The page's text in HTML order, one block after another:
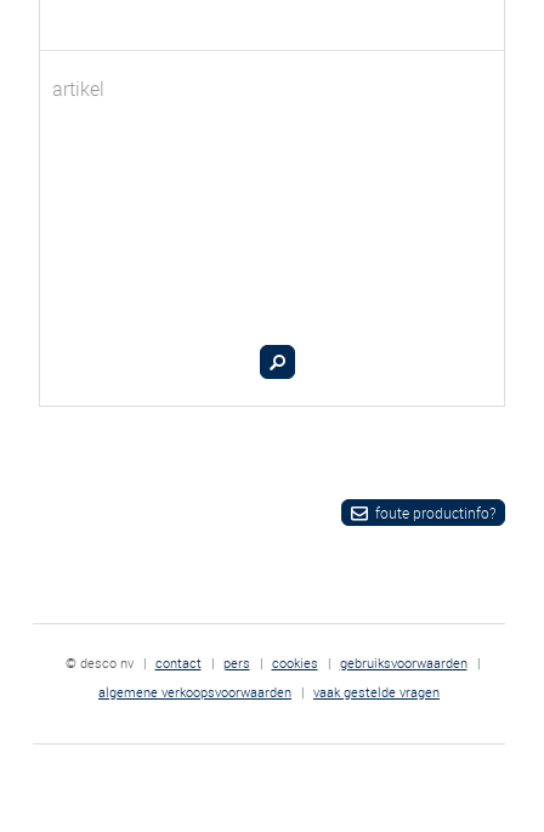
artikel
foute productinfo?
© desco nv | contact | pers | cookies | gebruiksvoorwaarden
|
algemene verkoopsvoorwaarden | vaak gestelde vragen